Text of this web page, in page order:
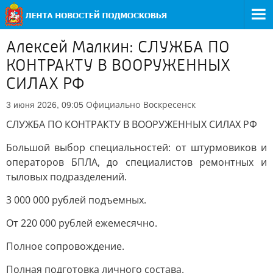
Алексей Малкин: СЛУЖБА ПО
КОНТРАКТУ В ВООРУЖЕННЫХ
СИЛАХ РФ
3 июня 2026, 09:05 Официально Воскресенск
СЛУЖБА ПО КОНТРАКТУ В ВООРУЖЕННЫХ СИЛАХ РФ
Большой выбор специальностей: от штурмовиков и
операторов БПЛА, до специалистов ремонтных и
тыловых подразделений.
3 000 000 рублей подъемных.
От 220 000 рублей ежемесячно.
Полное сопровождение.
Полная подготовка личного состава.